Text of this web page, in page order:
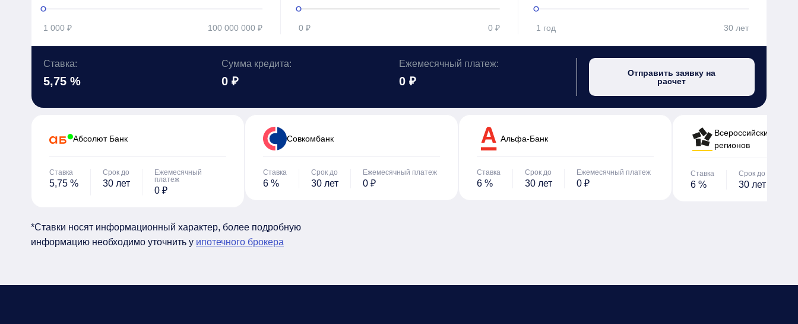
1 000 ₽ 100 000 000 ₽ 0 ₽ 0 ₽ 1 год 30 лет
Ставка:
5,75 %
Сумма кредита:
0 ₽
Ежемесячный платеж:
0 ₽
Отправить заявку на
расчет
Абсолют Банк
Ставка
5,75 %
Срок до
30 лет
Ежемесячный
платеж
0 ₽
Cовкомбанк
Ставка
6 %
Срок до
30 лет
Ежемесячный платеж
0 ₽
Альфа-Банк
Ставка
6 %
Срок до
30 лет
Ежемесячный платеж
0 ₽
Всероссийский банк
регионов
Ставка
6 %
Срок до
30 лет
*Ставки носят информационный характер, более подробную
информацию необходимо уточнить у ипотечного брокера